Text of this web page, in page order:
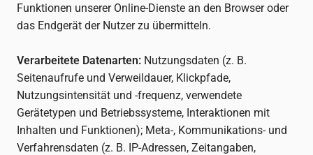
Funktionen unserer Online-Dienste an den Browser oder
das Endgerät der Nutzer zu übermitteln.
Verarbeitete Datenarten: Nutzungsdaten (z. B.
Seitenaufrufe und Verweildauer, Klickpfade,
Nutzungsintensität und -frequenz, verwendete
Gerätetypen und Betriebssysteme, Interaktionen mit
Inhalten und Funktionen); Meta-, Kommunikations- und
Verfahrensdaten (z. B. IP-Adressen, Zeitangaben,